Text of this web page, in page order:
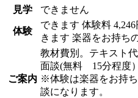
見学 できません
体験
できます 体験料
きます 楽器をお持ち
ご案内
教材費別。テキスト代
面談(無料 15分程度
※体験は楽器をお持
談になります。